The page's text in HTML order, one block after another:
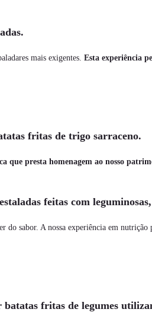
mais exigentes. Esta experiência
fritas de trigo sarraceno.
que presta homenagem ao nosso
feitas com
do sabor. A nossa experiência em
fritas de legumes